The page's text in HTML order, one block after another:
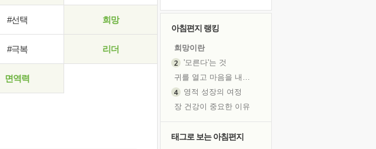
#선택 희망
#극복 리더
면역력
아침편지 랭킹
희망이란
'모른다'는 것
귀를 열고 마음을 내어주고
영적 성장의 여정
장 건강이 중요한 이유
태그로 보는 아침편지